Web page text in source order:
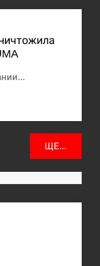
ЩЕ...